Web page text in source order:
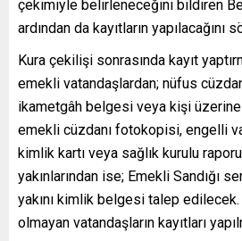
çekimiyle belirleneceğini bildiren
ardından da kayıtların yapılacağını
Kura çekilişi sonrasında kayıt
emekli vatandaşlardan; nüfus
ikametgâh belgesi veya kişi üzerine
emekli cüzdanı fotokopisi, engelli
kimlik kartı veya sağlık kurulu
yakınlarından ise; Emekli Sandığı
yakını kimlik belgesi talep
olmayan vatandaşların kayıtları